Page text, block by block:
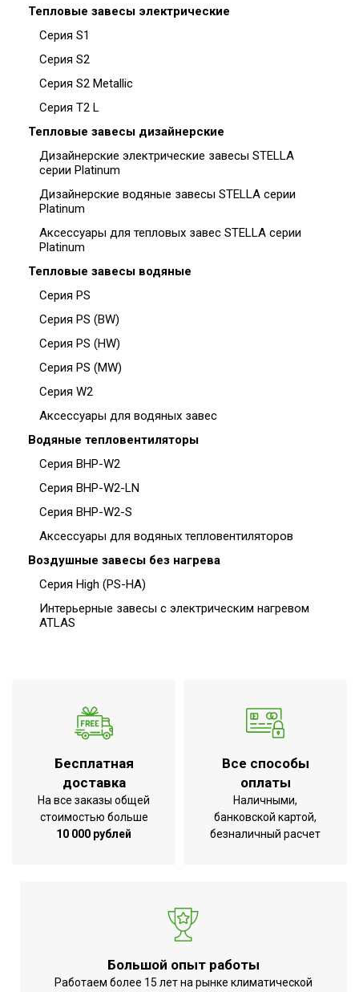
Тепловые завесы электрические
Серия S1
Серия S2
Серия S2 Metallic
Серия T2 L
Тепловые завесы дизайнерские
Дизайнерские электрические завесы STELLA
серии Platinum
Дизайнерские водяные завесы STELLA серии
Platinum
Аксессуары для тепловых завес STELLA серии
Platinum
Тепловые завесы водяные
Серия PS
Серия PS (BW)
Серия PS (HW)
Серия PS (MW)
Серия W2
Аксессуары для водяных завес
Водяные тепловентиляторы
Серия BHP-W2
Серия BHP-W2-LN
Серия BHP-W2-S
Аксессуары для водяных тепловентиляторов
Воздушные завесы без нагрева
Серия High (PS-HA)
Интерьерные завесы c электрическим нагревом
ATLAS
Бесплатная
доставка
На все заказы общей
стоимостью больше
10 000 рублей
Все способы
оплаты
Наличными,
банковской картой,
безналичный расчет
Большой опыт работы
Работаем более 15 лет на рынке климатической